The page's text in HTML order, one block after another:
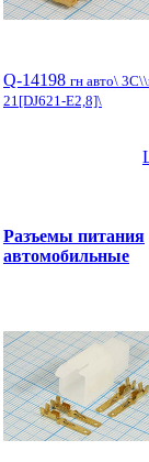
Q-14198 гн авто\
21[DJ621-E2,8]\
Разъемы питания
автомобильные